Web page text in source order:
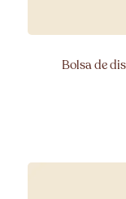
Bolsa de